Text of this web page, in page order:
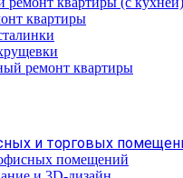
квартиры
ремонт квартиры
и торговых
помещений